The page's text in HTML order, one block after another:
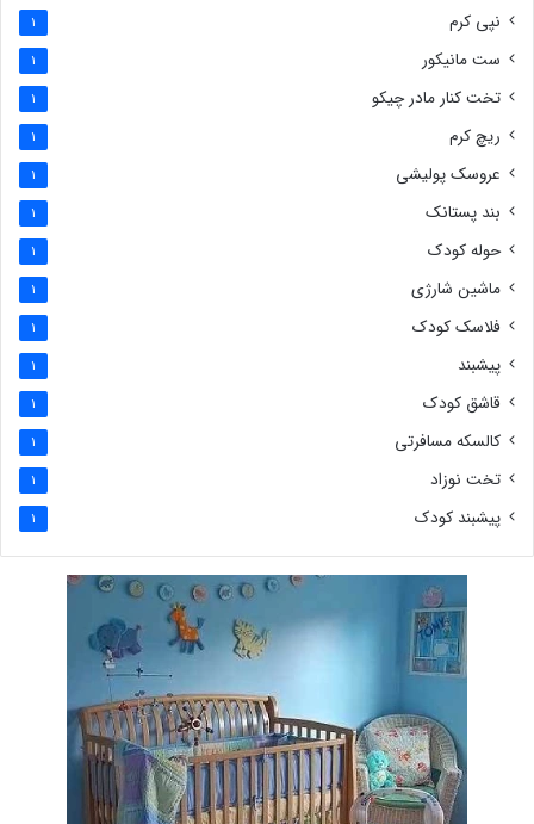
نپی کرم 1
ست مانیکور 1
تخت کنار مادر چیکو 1
ریچ کرم 1
عروسک پولیشی 1
بند پستانک 1
حوله کودک 1
ماشین شارژی 1
فلاسک کودک 1
پیشبند 1
قاشق کودک 1
کالسکه مسافرتی 1
تخت نوزاد 1
پیشبند کودک 1